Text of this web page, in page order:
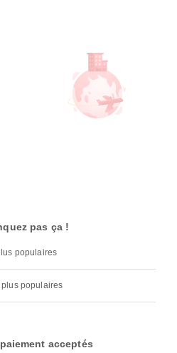
pas ça !
populaires
plus populaires
acceptés